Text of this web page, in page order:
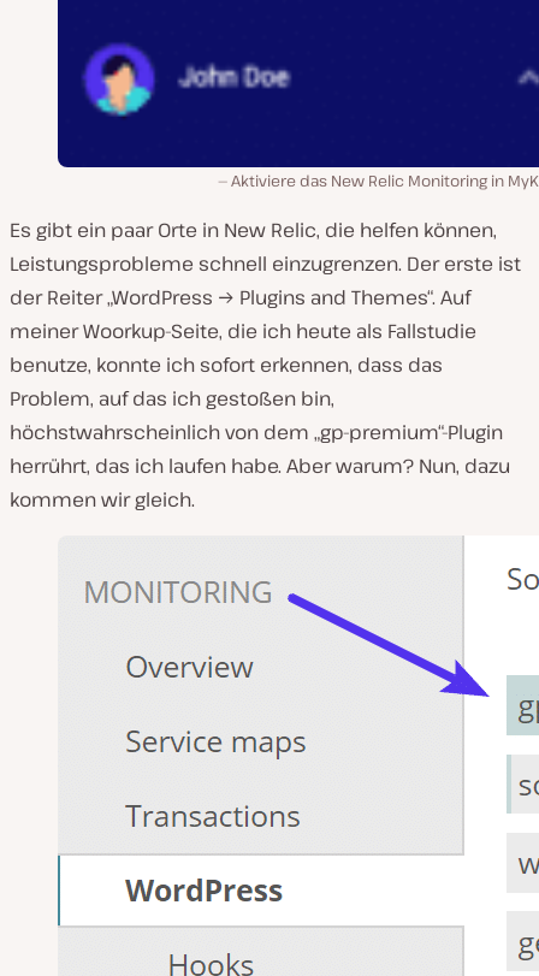
Aktiviere das New Relic Monitoring in
Es gibt ein paar Orte in New Relic, die helfen können,
Leistungsprobleme schnell einzugrenzen. Der erste ist
der Reiter „WordPress → Plugins and Themes“. Auf
meiner Woorkup-Seite, die ich heute als Fallstudie
benutze, konnte ich sofort erkennen, dass das
Problem, auf das ich gestoßen bin,
höchstwahrscheinlich von dem „gp-premium“-Plugin
herrührt, das ich laufen habe. Aber warum? Nun, dazu
kommen wir gleich.